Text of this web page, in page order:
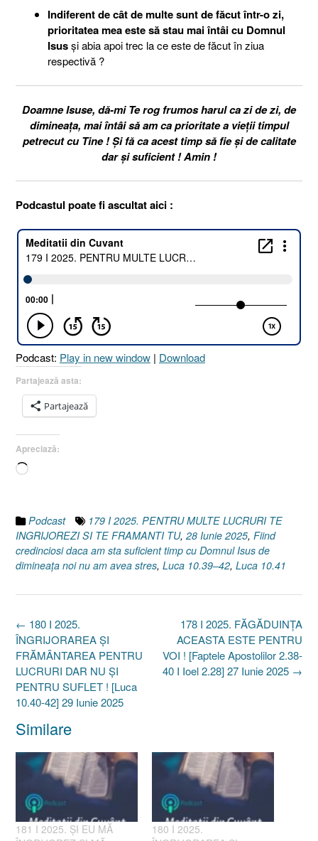
Indiferent de cât de multe sunt de făcut într-o zi,
prioritatea mea este să stau mai întâi cu Domnul
Isusși abia apoi trec la ce este de făcut în ziua
respectivă ?
Doamne Isuse, dă-mi Te rog frumos harul ca zi de zi, de
dimineața, mai întâi să am ca prioritate a vieții timpul
petrecut cu Tine ! Și fă ca acest timp să fie și de calitate
dar și suficient ! Amin !
Podcastul poate fi ascultat aici :
Podcast: Play in new window | Download
Partajează asta:
Partajează
Apreciază:
Încarc...
Podcast
179 I 2025. PENTRU MULTE LUCRURI TE
INGRIJOREZI SI TE FRAMANTI TU, 28 Iunie 2025, Fiind
credinciosi daca am sta suficient timp cu Domnul Isus de
dimineața noi nu am avea stres, Luca 10.39–42, Luca 10.41
Post
navigation
178 I 2025. FĂGĂDUINȚA
ACEASTA ESTE PENTRU
VOI ! [Faptele Apostolilor 2.38-
40 I Ioel 2.28] 27 Iunie 2025 →
← 180 I 2025.
ÎNGRIJORAREA ȘI
FRĂMÂNTAREA PENTRU
LUCRURI DAR NU ȘI
PENTRU SUFLET ! [Luca
10.40-42] 29 Iunie 2025
Similare
181 I 2025. ȘI EU MĂ
180 I 2025.